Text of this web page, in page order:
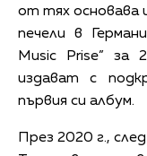
от тях основава
печели в
Music Prise” за
издават с
първия си албум.
През 2020 г.,